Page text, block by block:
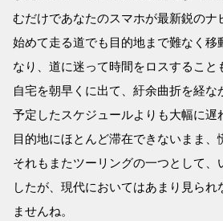
むだけであなたのスマホが最新鋭のナ
始めて走る道でも目的地まで難なく移
なり、道に迷って時間をロスすること
自宅を朝早くに出て、紆余曲折を経な
予定したスケジュールよりも大幅に遅
目的地にほとんど滞在できないまま、
それもまたツーリングの一つとして、
したが、現代においてはあまり見ら
ませんね。